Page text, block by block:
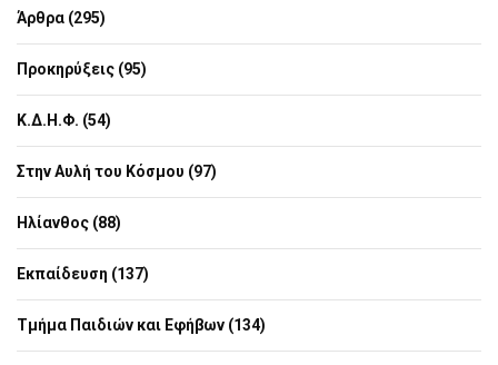
Άρθρα (295)
Προκηρύξεις (95)
Κ.Δ.Η.Φ. (54)
Στην Αυλή του Κόσμου (97)
Ηλίανθος (88)
Εκπαίδευση (137)
Τμήμα Παιδιών και Εφήβων (134)